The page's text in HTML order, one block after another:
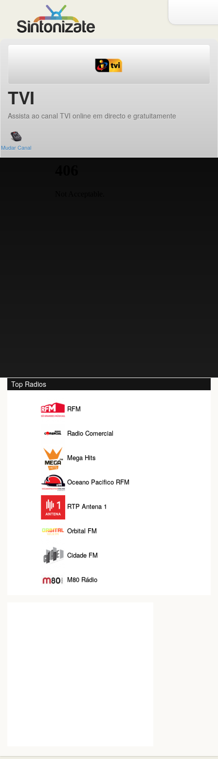
TVI
Assista ao canal TVI online em directo e gratuitamente
Mudar Canal
Top Radios
RFM
Radio Comercial
Mega Hits
Oceano Pacifico RFM
RTP Antena 1
Orbital FM
Cidade FM
M80 Rádio